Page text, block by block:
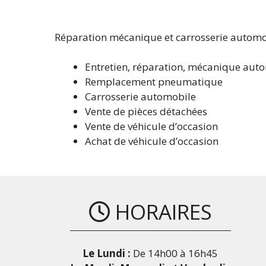
Réparation mécanique et carrosserie
Entretien, réparation, mécanique
Remplacement pneumatique
Carrosserie automobile
Vente de pièces détachées
Vente de véhicule d’occasion
Achat de véhicule d’occasion
HORAIRES
Le Lundi : De 14h00 à 16h45